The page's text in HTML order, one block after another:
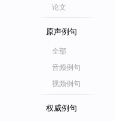
论文
原声例句
全部
音频例句
视频例句
权威例句